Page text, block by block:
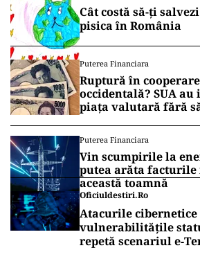
Cât costă să-ți
pisica în România
Puterea Financiara
Ruptură în
occidentală? SUA
piața valutară fără
Puterea Financiara
Vin scumpirile la
putea arăta
această toamnă
Oficiuldestiri.ro
Atacurile cibernetice
vulnerabilitățile
repetă scenariul